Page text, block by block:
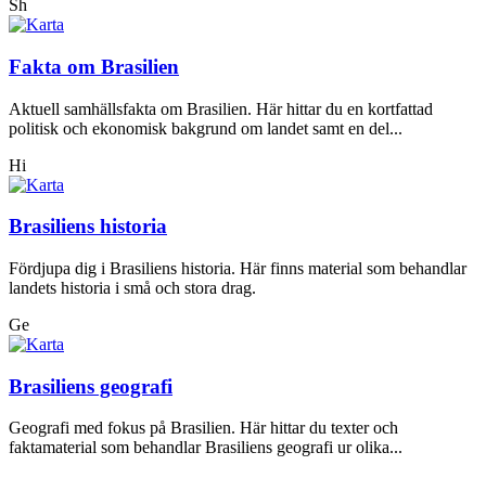
Sh
Fakta om Brasilien
Aktuell samhällsfakta om Brasilien. Här hittar du en kortfattad
politisk och ekonomisk bakgrund om landet samt en del...
Hi
Brasiliens historia
Fördjupa dig i Brasiliens historia. Här finns material som behandlar
landets historia i små och stora drag.
Ge
Brasiliens geografi
Geografi med fokus på Brasilien. Här hittar du texter och
faktamaterial som behandlar Brasiliens geografi ur olika...